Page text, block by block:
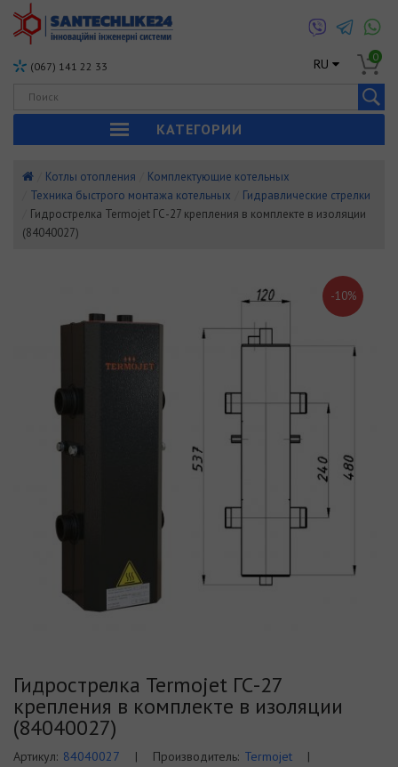
(067) 141 22 33 RU 0
КАТЕГОРИИ
Котлы отопления
Комплектующие котельных
Техника быстрого монтажа котельных
Гидравлические стрелки
Гидрострелка Termojet ГС-27 крепления в комплекте в изоляции
(84040027)
-10%
Гидрострелка Termojet ГС-27
крепления в комплекте в изоляции
(84040027)
Артикул: 84040027 | Производитель: Termojet
|